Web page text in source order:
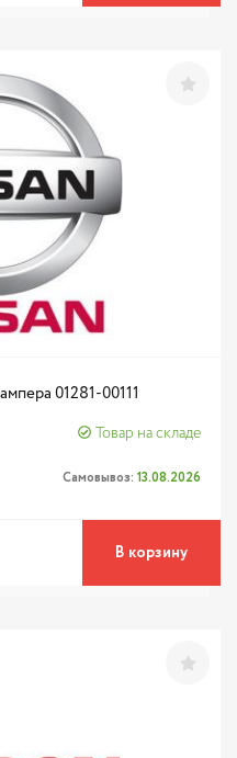
01281-00111
Товар на складе
Самовывоз: 13.08.2026
В корзину